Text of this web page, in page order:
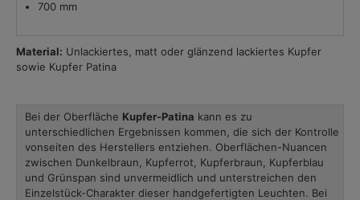
700 mm
Material: Unlackiertes, matt oder glänzend lackiertes Kupfer
sowie Kupfer Patina
Bei der Oberfläche Kupfer-Patina kann es zu
unterschiedlichen Ergebnissen kommen, die sich der Kontrolle
vonseiten des Herstellers entziehen. Oberflächen-Nuancen
zwischen Dunkelbraun, Kupferrot, Kupferbraun, Kupferblau
und Grünspan sind unvermeidlich und unterstreichen den
Einzelstück-Charakter dieser handgefertigten Leuchten. Bei